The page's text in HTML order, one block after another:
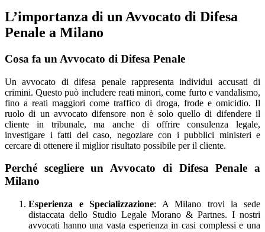
L’importanza di un Avvocato di Difesa
Penale a Milano
Cosa fa un Avvocato di Difesa Penale
Un avvocato di difesa penale rappresenta individui accusati di
crimini. Questo può includere reati minori, come furto e vandalismo,
fino a reati maggiori come traffico di droga, frode e omicidio. Il
ruolo di un avvocato difensore non è solo quello di difendere il
cliente in tribunale, ma anche di offrire consulenza legale,
investigare i fatti del caso, negoziare con i pubblici ministeri e
cercare di ottenere il miglior risultato possibile per il cliente.
Perché scegliere un Avvocato di Difesa Penale a
Milano
Esperienza e Specializzazione: A Milano trovi la sede
distaccata dello Studio Legale Morano & Partnes. I nostri
avvocati hanno una vasta esperienza in casi complessi e una